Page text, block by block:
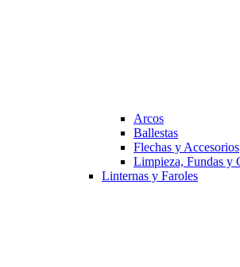
Arcos
Ballestas
Flechas y Accesorios
Limpieza, Fundas y
Linternas y Faroles